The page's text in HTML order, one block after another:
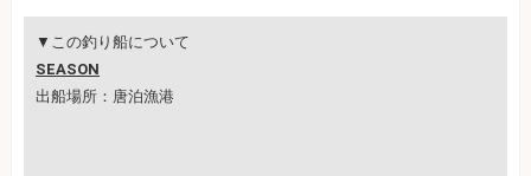
▼この釣り船について
SEASON
出船場所：唐泊漁港